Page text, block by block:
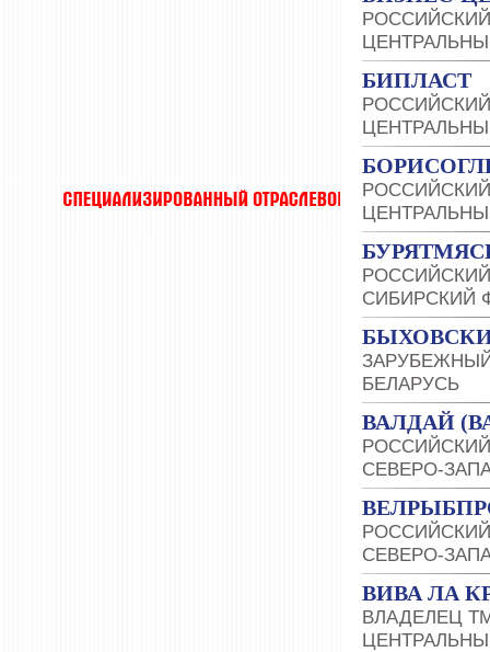
БИПЛАСТ
СИБИРСКИЙ
БЕЛАРУСЬ
ВАЛДАЙ
СЕВЕРО-
СЕВЕРО-
ВИВА ЛА
ВЛАДЕЛЕЦ